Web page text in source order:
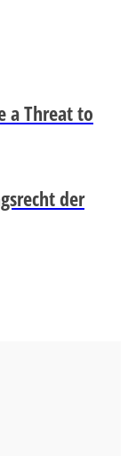
a Threat to
der